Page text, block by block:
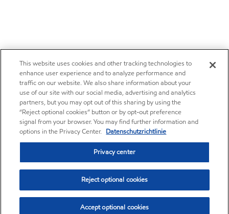
This website uses cookies and other tracking technologies to
enhance user experience and to analyze performance and
traffic on our website. We also share information about your
use of our site with our social media, advertising and analytics
partners, but you may opt out of this sharing by using the
“Reject optional cookies” button or by opt-out preference
signal from your browser. You may find further information and
options in the Privacy Center. Datenschutzrichtlinie
Privacy center
Reject optional cookies
Accept optional cookies